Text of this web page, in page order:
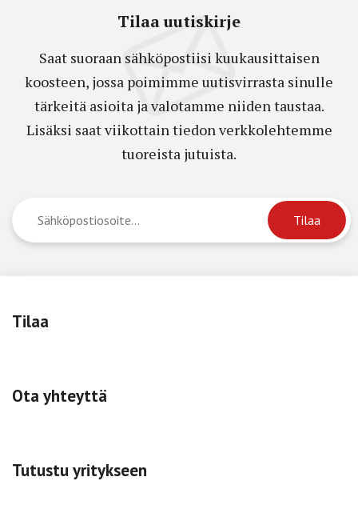
Tilaa uutiskirje
Saat suoraan sähköpostiisi kuukausittaisen
koosteen, jossa poimimme uutisvirrasta sinulle
tärkeitä asioita ja valotamme niiden taustaa.
Lisäksi saat viikottain tiedon verkkolehtemme
tuoreista jutuista.
Tilaa
Ota yhteyttä
Tutustu yritykseen